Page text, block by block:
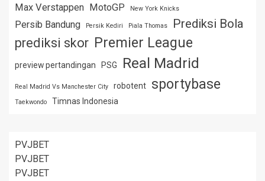
Max Verstappen MotoGP New York Knicks
Persib Bandung Persik Kediri Piala Thomas Prediksi Bola
prediksi skor Premier League
preview pertandingan PSG Real Madrid
Real Madrid Vs Manchester City robotent sportybase
Taekwondo Timnas Indonesia
PVJBET
PVJBET
PVJBET